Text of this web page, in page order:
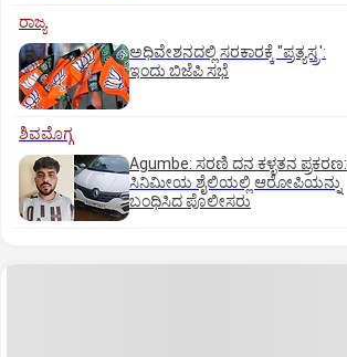
ರಾಜ್ಯ
ಅಧಿವೇಶನದಲ್ಲಿ ಸರಕಾರಕ್ಕೆ "ಪ್ರತ್ಯಸ್ತ್ರ':
ಇಂದು ಬಿಜೆಪಿ ಸಭೆ
ಶಿವಮೊಗ್ಗ
Agumbe: ಸರಣಿ ದನ ಕಳ್ಳತನ ಪ್ರಕರಣ:
ಸಿನಿಮೀಯ ಶೈಲಿಯಲ್ಲಿ ಆರೋಪಿಯನ್ನು
ಬಂಧಿಸಿದ ಪೊಲೀಸರು